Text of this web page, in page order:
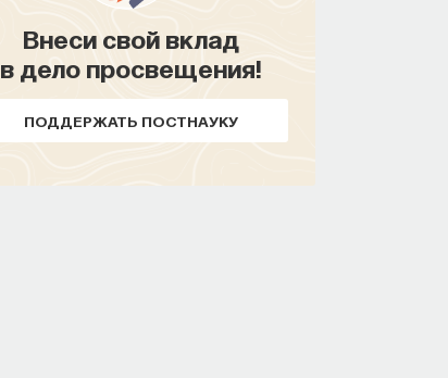
Внеси свой вклад
в дело просвещения!
ПОДДЕРЖАТЬ ПОСТНАУКУ